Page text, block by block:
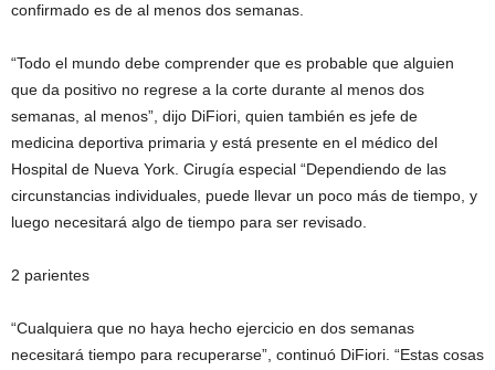
confirmado es de al menos dos semanas.
“Todo el mundo debe comprender que es probable que alguien
que da positivo no regrese a la corte durante al menos dos
semanas, al menos”, dijo DiFiori, quien también es jefe de
medicina deportiva primaria y está presente en el médico del
Hospital de Nueva York. Cirugía especial “Dependiendo de las
circunstancias individuales, puede llevar un poco más de tiempo, y
luego necesitará algo de tiempo para ser revisado.
2 parientes
“Cualquiera que no haya hecho ejercicio en dos semanas
necesitará tiempo para recuperarse”, continuó DiFiori. “Estas cosas